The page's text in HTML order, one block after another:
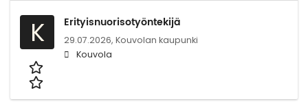
K Erityisnuorisotyöntekijä
29.07.2026, Kouvolan kaupunki
Kouvola